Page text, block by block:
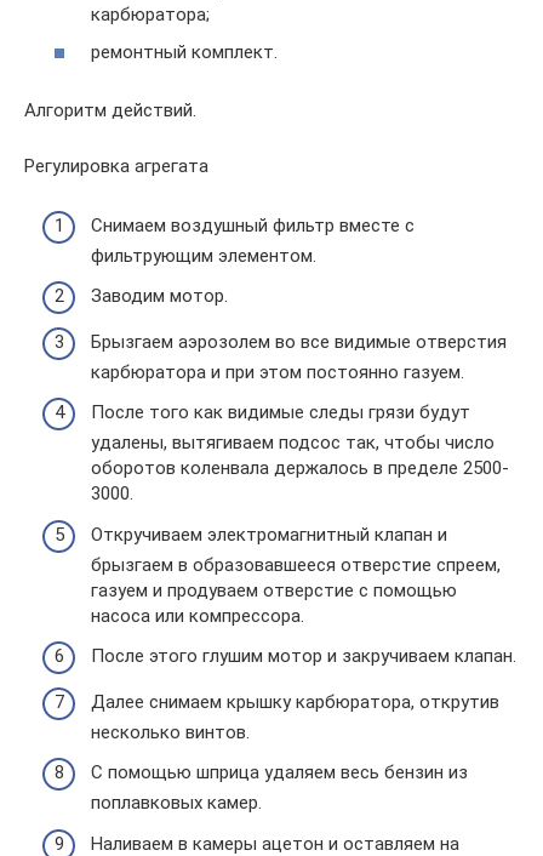
карбюратора;
ремонтный комплект.
Алгоритм действий.
Регулировка агрегата
Снимаем воздушный фильтр вместе с
фильтрующим элементом.
Заводим мотор.
Брызгаем аэрозолем во все видимые отверстия
карбюратора и при этом постоянно газуем.
После того как видимые следы грязи будут
удалены, вытягиваем подсос так, чтобы число
оборотов коленвала держалось в пределе 2500-
3000.
Откручиваем электромагнитный клапан и
брызгаем в образовавшееся отверстие спреем,
газуем и продуваем отверстие с помощью
насоса или компрессора.
После этого глушим мотор и закручиваем клапан.
Далее снимаем крышку карбюратора, открутив
несколько винтов.
С помощью шприца удаляем весь бензин из
поплавковых камер.
Наливаем в камеры ацетон и оставляем на